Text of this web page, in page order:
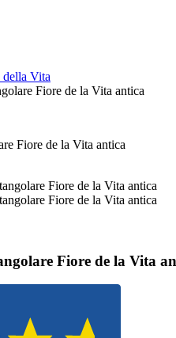
della Vita
Fiore de la Vita antica
Fiore de la Vita